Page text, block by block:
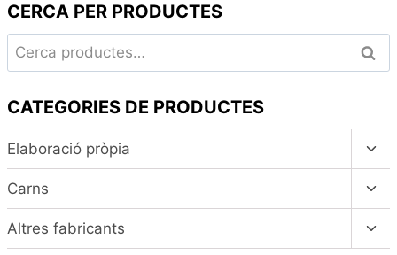
CERCA PER PRODUCTES
Cerca:
CATEGORIES DE PRODUCTES
Elaboració pròpia
el
Carns
el
Altres fabricants
el